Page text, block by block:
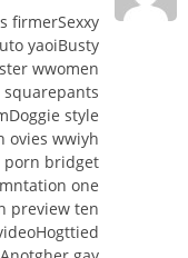
firmerSexxy
yaoiBusty
wwomen
squarepants
style
ovies wwiyh
porn bridget
one
preview ten